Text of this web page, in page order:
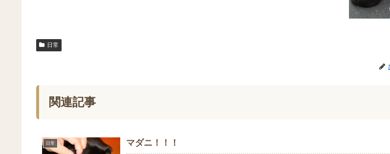
日常
関連記事
日常 マダニ！！！